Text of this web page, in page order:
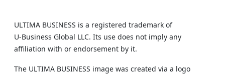
ULTIMA BUSINESS is a registered trademark of
U‑Business Global LLC. Its use does not imply any
affiliation with or endorsement by it.
The ULTIMA BUSINESS image was created via a logo